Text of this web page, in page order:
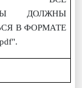
ДОЛЖНЫ
В ФОРМАТЕ